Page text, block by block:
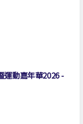
運動嘉年華2026 -